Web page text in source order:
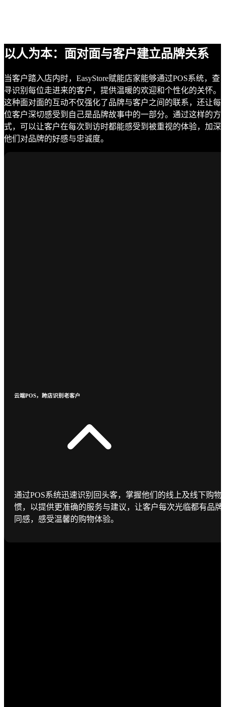
以人为本：面对面与客户建立品牌关系
当客户踏入店内时，EasyStore赋能店家能够通过POS系统，查
寻识别每位走进来的客户，提供温暖的欢迎和个性化的关怀。
这种面对面的互动不仅强化了品牌与客户之间的联系，还让每
位客户深切感受到自己是品牌故事中的一部分。通过这样的方
式，可以让客户在每次到访时都能感受到被重视的体验，加深
他们对品牌的好感与忠诚度。
云端POS，跨店识别老客户
通过POS系统迅速识别回头客，掌握他们的线上及线下购物
惯，以提供更准确的服务与建议，让客户每次光临都有品牌
同感，感受温馨的购物体验。